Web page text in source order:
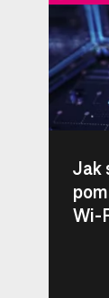
Jak
Wi-